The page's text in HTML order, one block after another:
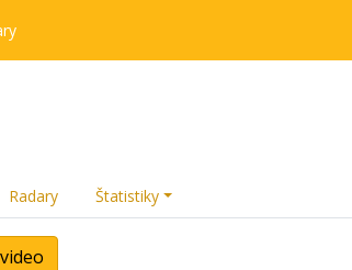
Radary Štatistiky